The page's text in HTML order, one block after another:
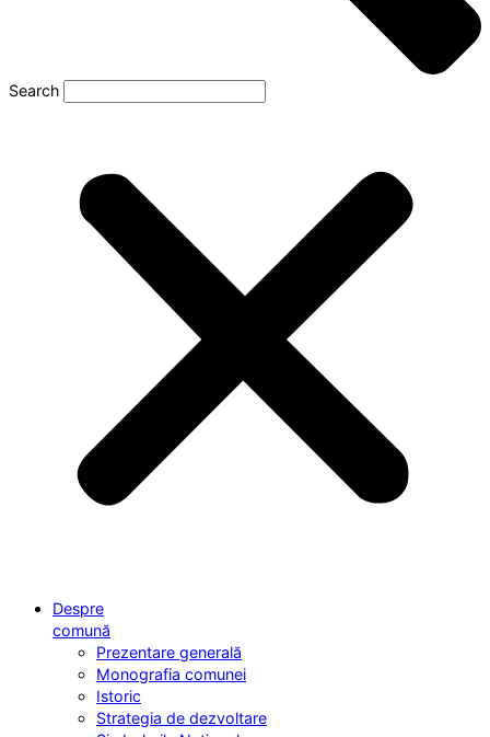
Search
Despre
comună
Prezentare generală
Monografia comunei
Istoric
Strategia de dezvoltare